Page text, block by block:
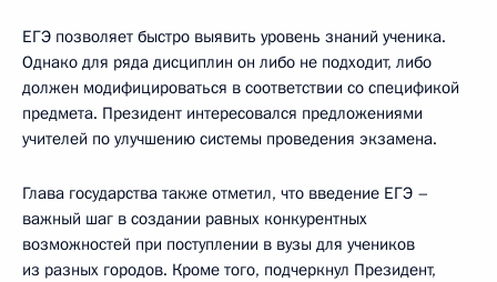
ЕГЭ позволяет быстро выявить уровень знаний ученика.
Однако для ряда дисциплин он либо не подходит, либо
должен модифицироваться в соответствии со спецификой
предмета. Президент интересовался предложениями
учителей по улучшению системы проведения экзамена.
Глава государства также отметил, что введение ЕГЭ –
важный шаг в создании равных конкурентных
возможностей при поступлении в вузы для учеников
из разных городов. Кроме того, подчеркнул Президент,